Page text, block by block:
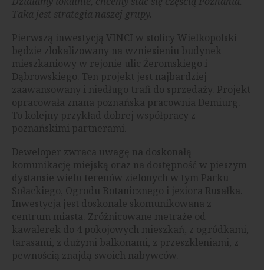
Taka jest strategia naszej grupy.
Pierwszą inwestycją VINCI w stolicy Wielkopolski
będzie zlokalizowany na wzniesieniu budynek
mieszkaniowy w rejonie ulic Żeromskiego i
Dąbrowskiego. Ten projekt jest najbardziej
zaawansowany i niedługo trafi do sprzedaży. Projekt
opracowała znana poznańska pracownia Demiurg.
To kolejny przykład dobrej współpracy z
poznańskimi partnerami.
Deweloper zwraca uwagę na doskonałą
komunikację miejską oraz na dostępność w pieszym
dystansie wielu terenów zielonych w tym Parku
Sołackiego, Ogrodu Botanicznego i jeziora Rusałka.
Inwestycja jest doskonale skomunikowana z
centrum miasta. Zróżnicowane metraże od
kawalerek do 4 pokojowych mieszkań, z ogródkami,
tarasami, z dużymi balkonami, z przeszkleniami, z
pewnością znajdą swoich nabywców.